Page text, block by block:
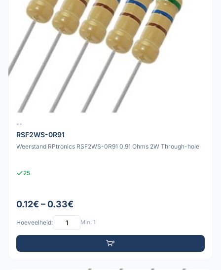
--
RSF2WS-0R91
Weerstand RPtronics RSF2WS-0R91 0.91 Ohms 2W Through-hole
25
0.12€ – 0.33€
Hoeveelheid: Min: 1